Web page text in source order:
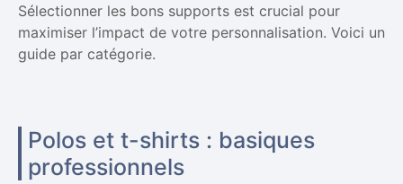
Sélectionner les bons supports est crucial pour
maximiser l’impact de votre personnalisation. Voici un
guide par catégorie.
Polos et t-shirts : basiques
professionnels